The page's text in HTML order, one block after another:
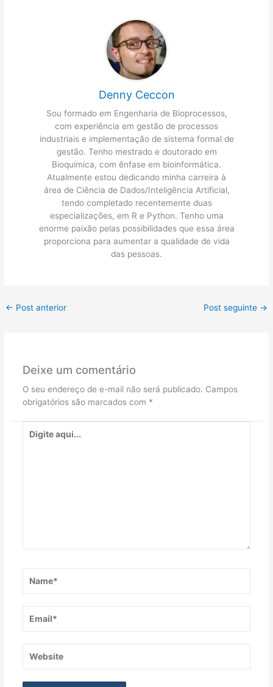
Denny Ceccon
Sou formado em Engenharia de Bioprocessos,
com experiência em gestão de processos
industriais e implementação de sistema formal de
gestão. Tenho mestrado e doutorado em
Bioquímica, com ênfase em bioinformática.
Atualmente estou dedicando minha carreira à
área de Ciência de Dados/Inteligência Artificial,
tendo completado recentemente duas
especializações, em R e Python. Tenho uma
enorme paixão pelas possibilidades que essa área
proporciona para aumentar a qualidade de vida
das pessoas.
← Post anterior Post seguinte →
Deixe um comentário
O seu endereço de e-mail não será publicado. Campos
obrigatórios são marcados com *
aqui...